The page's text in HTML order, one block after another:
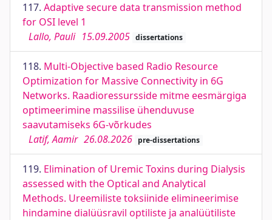
117. Adaptive secure data transmission method
for OSI level 1
Lallo, Pauli 15.09.2005 dissertations
118. Multi-Objective based Radio Resource
Optimization for Massive Connectivity in 6G
Networks. Raadioressursside mitme eesmärgiga
optimeerimine massilise ühenduvuse
saavutamiseks 6G-võrkudes
Latif, Aamir 26.08.2026 pre-dissertations
119. Elimination of Uremic Toxins during Dialysis
assessed with the Optical and Analytical
Methods. Ureemiliste toksiinide elimineerimise
hindamine dialüüsravil optiliste ja analüütiliste